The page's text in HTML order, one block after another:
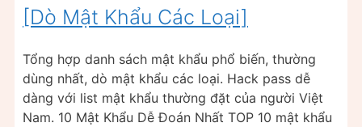
[Dò Mật Khẩu Các Loại]
Tổng hợp danh sách mật khẩu phổ biến, thường
dùng nhất, dò mật khẩu các loại. Hack pass dễ
dàng với list mật khẩu thường đặt của người Việt
Nam. 10 Mật Khẩu Dễ Đoán Nhất TOP 10 mật khẩu